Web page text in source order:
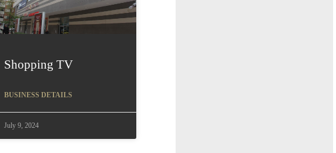
Shopping TV
BUSINESS DETAILS
July 9, 2024